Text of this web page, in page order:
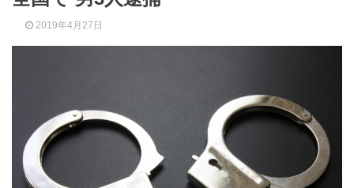
2020年12月14日
有料老人ホームを活用で特養待機者を解消へ 江戸川区
東京都 高齢者らを対象にGoToの自粛を呼びかけ
2021年4月12日
高齢者のワクチン接種始まる 今日から全国で開始
2019年4月27日